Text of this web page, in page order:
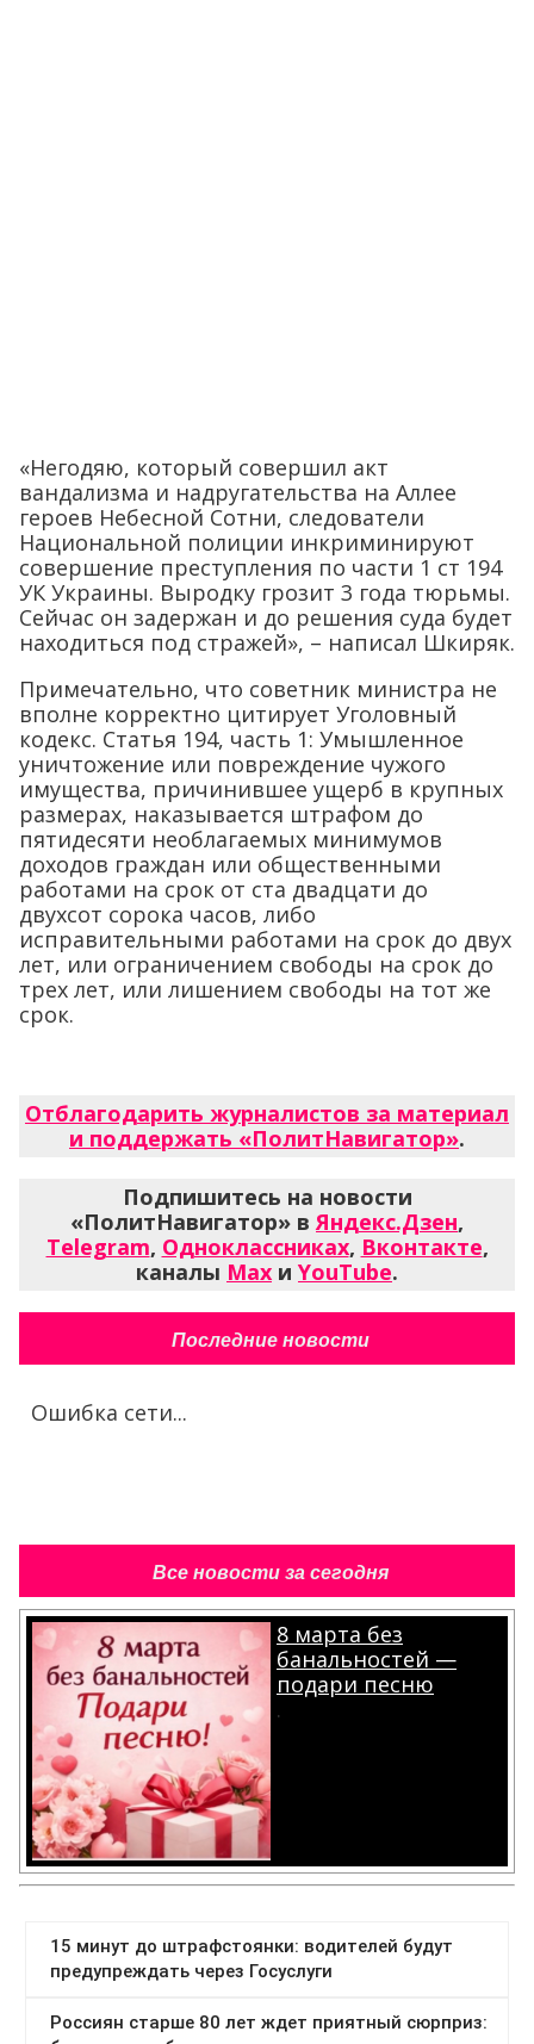
«Негодяю, который совершил акт
вандализма и надругательства на Аллее
героев Небесной Сотни, следователи
Национальной полиции инкриминируют
совершение преступления по части 1 ст 194
УК Украины. Выродку грозит 3 года тюрьмы.
Сейчас он задержан и до решения суда будет
находиться под стражей», – написал Шкиряк.
Примечательно, что советник министра не
вполне корректно цитирует Уголовный
кодекс. Статья 194, часть 1: Умышленное
уничтожение или повреждение чужого
имущества, причинившее ущерб в крупных
размерах, наказывается штрафом до
пятидесяти необлагаемых минимумов
доходов граждан или общественными
работами на срок от ста двадцати до
двухсот сорока часов, либо
исправительными работами на срок до двух
лет, или ограничением свободы на срок до
трех лет, или лишением свободы на тот же
срок.
Отблагодарить журналистов за материал
и поддержать «ПолитНавигатор».
Подпишитесь на новости
«ПолитНавигатор» вЯндекс.Дзен,
Telegram, Одноклассниках, Вконтакте,
каналы Max и YouTube.
Последние новости
Ошибка сети...
Все новости за сегодня
8 марта без
банальностей —
подари песню
.